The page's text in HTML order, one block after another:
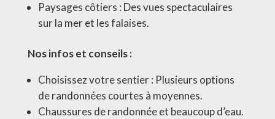
Paysages côtiers : Des vues spectaculaires
sur la mer et les falaises.
Nos infos et conseils :
Choisissez votre sentier : Plusieurs options
de randonnées courtes à moyennes.
Chaussures de randonnée et beaucoup d’eau.